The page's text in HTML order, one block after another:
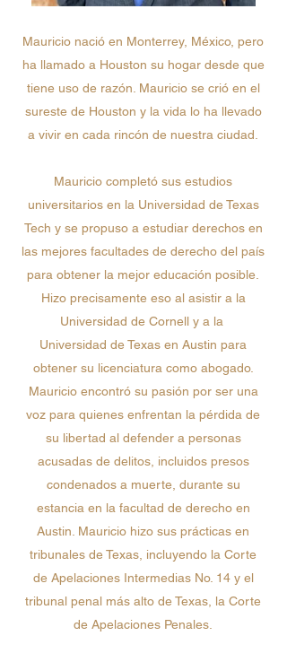
Mauricio nació en Monterrey, México, pero
ha llamado a Houston su hogar desde que
tiene uso de razón. Mauricio se crió en el
sureste de Houston y la vida lo ha llevado
a vivir en cada rincón de nuestra ciudad.
Mauricio completó sus estudios
universitarios en la Universidad de Texas
Tech y se propuso a estudiar derechos en
las mejores facultades de derecho del país
para obtener la mejor educación posible.
Hizo precisamente eso al asistir a la
Universidad de Cornell y a la
Universidad de Texas en Austin para
obtener su licenciatura como abogado.
Mauricio encontró su pasión por ser una
voz para quienes enfrentan la pérdida de
su libertad al defender a personas
acusadas de delitos, incluidos presos
condenados a muerte, durante su
estancia en la facultad de derecho en
Austin. Mauricio hizo sus prácticas en
tribunales de Texas, incluyendo la Corte
de Apelaciones Intermedias No. 14 y el
tribunal penal más alto de Texas, la Corte
de Apelaciones Penales.